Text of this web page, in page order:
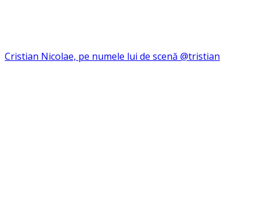
Cristian Nicolae, pe numele lui de scenă @tristian